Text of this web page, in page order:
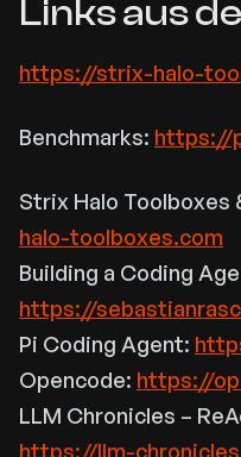
Links aus
https://strix-halo-
Benchmarks: https://
Strix Halo Toolboxes
halo-toolboxes.com
Building a Coding
https://
Pi Coding Agent:
Opencode: https://
LLM Chronicles –
https://llm-